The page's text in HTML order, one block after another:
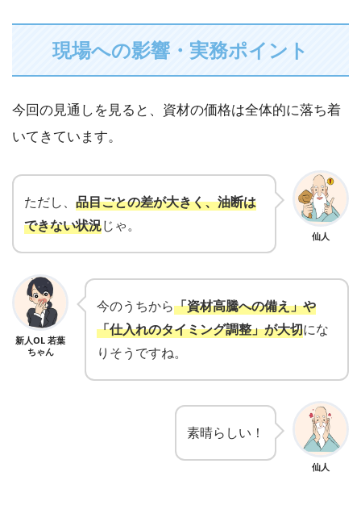
現場への影響・実務ポイント
今回の見通しを見ると、資材の価格は全体的に落ち着
いてきています。
仙人
ただし、 品目ごとの差が大きく、油断は
できない状況じゃ。
新人OL 若葉
ちゃん
今のうちから「資材高騰への備え」や
「仕入れのタイミング調整」が大切にな
りそうですね。
仙人
素晴らしい！